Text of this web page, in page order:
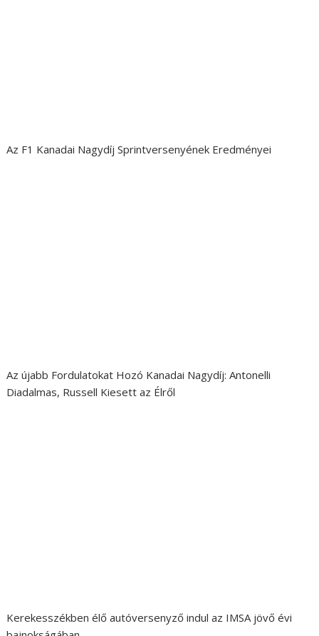
Az F1 Kanadai Nagydíj Sprintversenyének Eredményei
Az újabb Fordulatokat Hozó Kanadai Nagydíj: Antonelli
Diadalmas, Russell Kiesett az Élről
Kerekesszékben élő autóversenyző indul az IMSA jövő évi